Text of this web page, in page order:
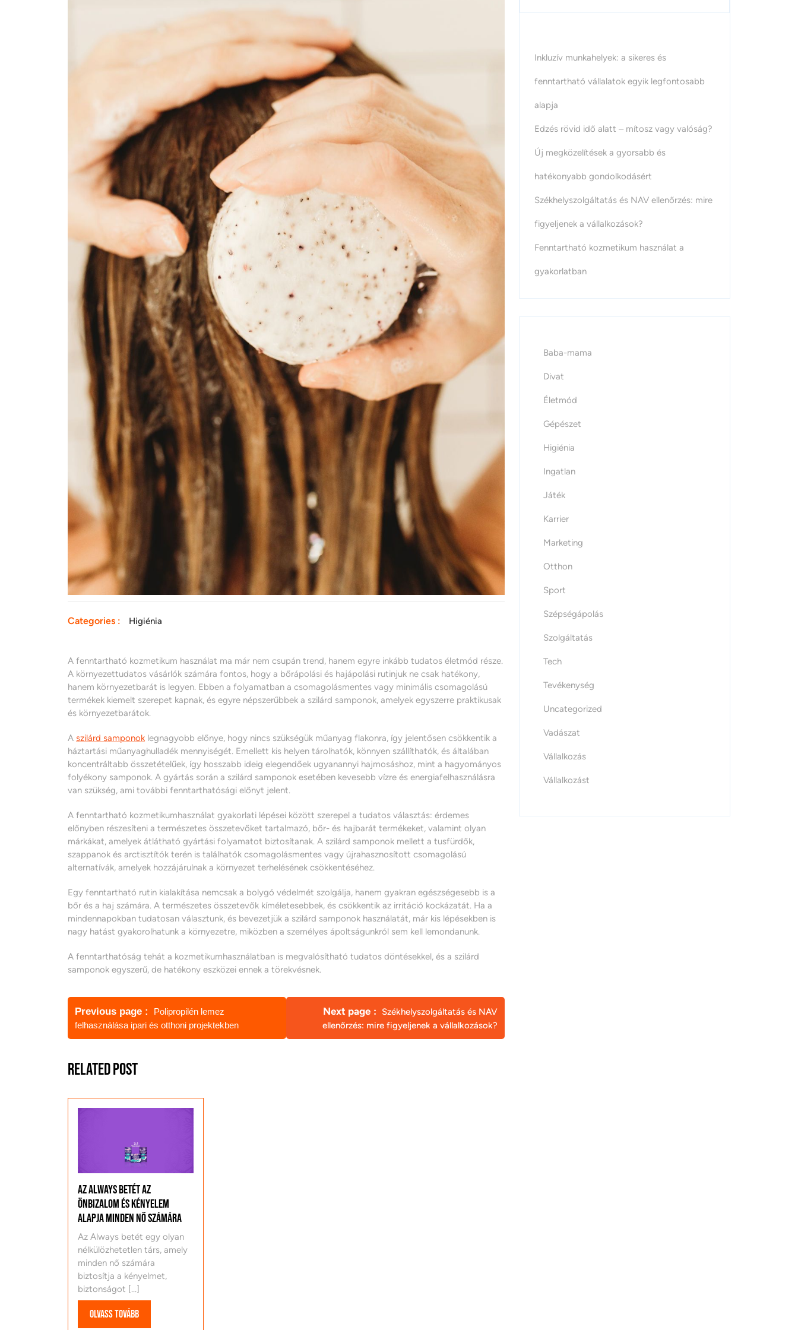
Categories : Higiénia
A fenntartható kozmetikum használat ma már nem csupán trend, hanem egyre inkább tudatos életmód része.
A környezettudatos vásárlók számára fontos, hogy a bőrápolási és hajápolási rutinjuk ne csak hatékony,
hanem környezetbarát is legyen. Ebben a folyamatban a csomagolásmentes vagy minimális csomagolású
termékek kiemelt szerepet kapnak, és egyre népszerűbbek a szilárd samponok, amelyek egyszerre praktikusak
és környezetbarátok.
A szilárd samponok legnagyobb előnye, hogy nincs szükségük műanyag flakonra, így jelentősen csökkentik a
háztartási műanyaghulladék mennyiségét. Emellett kis helyen tárolhatók, könnyen szállíthatók, és általában
koncentráltabb összetételűek, így hosszabb ideig elegendőek ugyanannyi hajmosáshoz, mint a hagyományos
folyékony samponok. A gyártás során a szilárd samponok esetében kevesebb vízre és energiafelhasználásra
van szükség, ami további fenntarthatósági előnyt jelent.
A fenntartható kozmetikumhasználat gyakorlati lépései között szerepel a tudatos választás: érdemes
előnyben részesíteni a természetes összetevőket tartalmazó, bőr- és hajbarát termékeket, valamint olyan
márkákat, amelyek átlátható gyártási folyamatot biztosítanak. A szilárd samponok mellett a tusfürdők,
szappanok és arctisztítók terén is találhatók csomagolásmentes vagy újrahasznosított csomagolású
alternatívák, amelyek hozzájárulnak a környezet terhelésének csökkentéséhez.
Egy fenntartható rutin kialakítása nemcsak a bolygó védelmét szolgálja, hanem gyakran egészségesebb is a
bőr és a haj számára. A természetes összetevők kíméletesebbek, és csökkentik az irritáció kockázatát. Ha a
mindennapokban tudatosan választunk, és bevezetjük a szilárd samponok használatát, már kis lépésekben is
nagy hatást gyakorolhatunk a környezetre, miközben a személyes ápoltságunkról sem kell lemondanunk.
A fenntarthatóság tehát a kozmetikumhasználatban is megvalósítható tudatos döntésekkel, és a szilárd
samponok egyszerű, de hatékony eszközei ennek a törekvésnek.
Bejegyzés
navigáció
Previous page
Polipropilén lemez
felhasználása ipari és otthoni projektekben
Next page
Székhelyszolgáltatás és NAV
ellenőrzés: mire figyeljenek a vállalkozások?
Related Post
Az Always betét az
önbizalom és kényelem
alapja minden nő számára
Az Always betét egy olyan
nélkülözhetetlen társ, amely
minden nő számára
biztosítja a kényelmet,
biztonságot [...]
Olvass továbbOlvass
Inkluzív munkahelyek: a sikeres és
fenntartható vállalatok egyik legfontosabb
alapja
Edzés rövid idő alatt – mítosz vagy valóság?
Új megközelítések a gyorsabb és
hatékonyabb gondolkodásért
Székhelyszolgáltatás és NAV ellenőrzés: mire
figyeljenek a vállalkozások?
Fenntartható kozmetikum használat a
gyakorlatban
Baba-mama
Divat
Életmód
Gépészet
Higiénia
Ingatlan
Játék
Karrier
Marketing
Otthon
Sport
Szépségápolás
Szolgáltatás
Tech
Tevékenység
Uncategorized
Vadászat
Vállalkozás
Vállalkozást